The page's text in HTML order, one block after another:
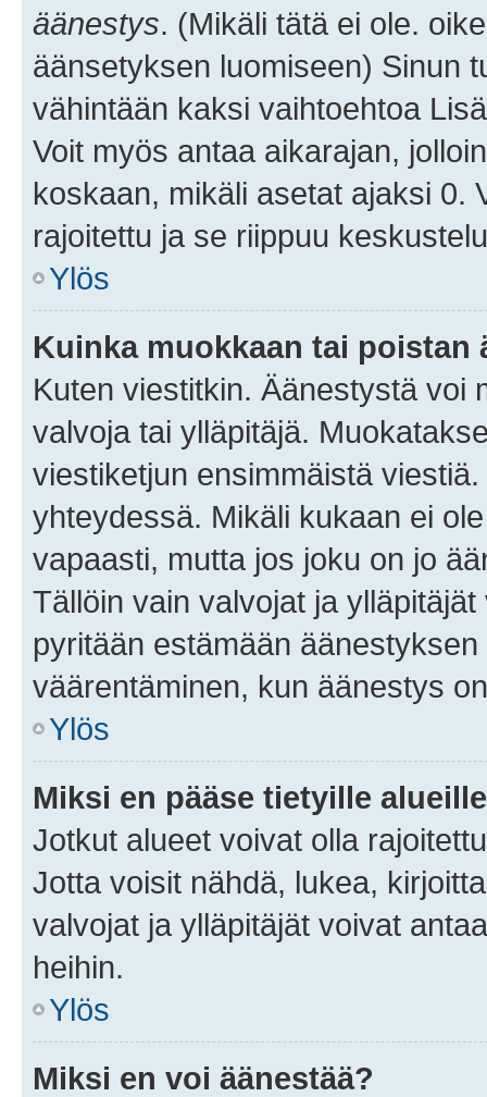
äänestys. (Mikäli tätä ei ole.
äänsetyksen luomiseen) Sinun
vähintään kaksi vaihtoehtoa
Voit myös antaa aikarajan,
koskaan, mikäli asetat ajaksi 0.
rajoitettu ja se riippuu
Ylös
Kuinka muokkaan tai poistan
Kuten viestitkin. Äänestystä voi
valvoja tai ylläpitäjä.
viestiketjun ensimmäistä
yhteydessä. Mikäli kukaan ei
vapaasti, mutta jos joku on jo
Tällöin vain valvojat ja
pyritään estämään
väärentäminen, kun äänestys
Ylös
Miksi en pääse tietyille
Jotkut alueet voivat olla
Jotta voisit nähdä, lukea,
valvojat ja ylläpitäjät voivat
heihin.
Ylös
Miksi en voi äänestää?